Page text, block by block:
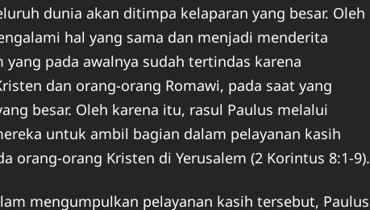
dunia akan ditimpa kelaparan yang besar. Oleh
hal yang sama dan menjadi menderita
pada awalnya sudah tertindas karena
dan orang-orang Romawi, pada saat yang
besar. Oleh karena itu, rasul Paulus melalui
untuk ambil bagian dalam pelayanan kasih
orang-orang Kristen di Yerusalem (2 Korintus 8:1-9).
mengumpulkan pelayanan kasih tersebut, Paulus